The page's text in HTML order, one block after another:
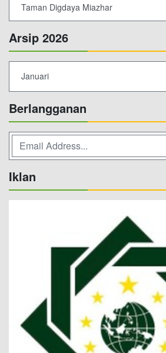
Taman Digdaya Miazhar
Arsip 2026
Januari
Berlangganan
Iklan